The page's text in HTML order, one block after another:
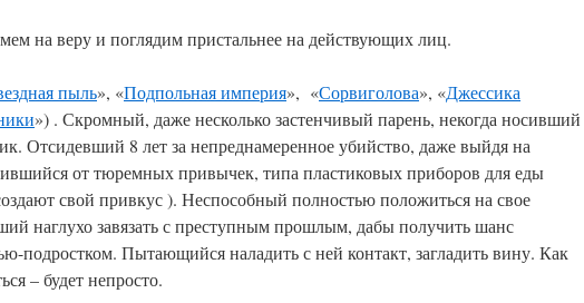
на веру и поглядим пристальнее на действующих лиц.
пыль», «Подпольная империя», «Сорвиголова», «Джессика
») . Скромный, даже несколько застенчивый парень, некогда носивший
Отсидевший 8 лет за непреднамеренное убийство, даже выйдя на
от тюремных привычек, типа пластиковых приборов для еды
свой привкус ). Неспособный полностью положиться на свое
наглухо завязать с преступным прошлым, дабы получить шанс
подростком. Пытающийся наладить с ней контакт, загладить вину. Как
– будет непросто.